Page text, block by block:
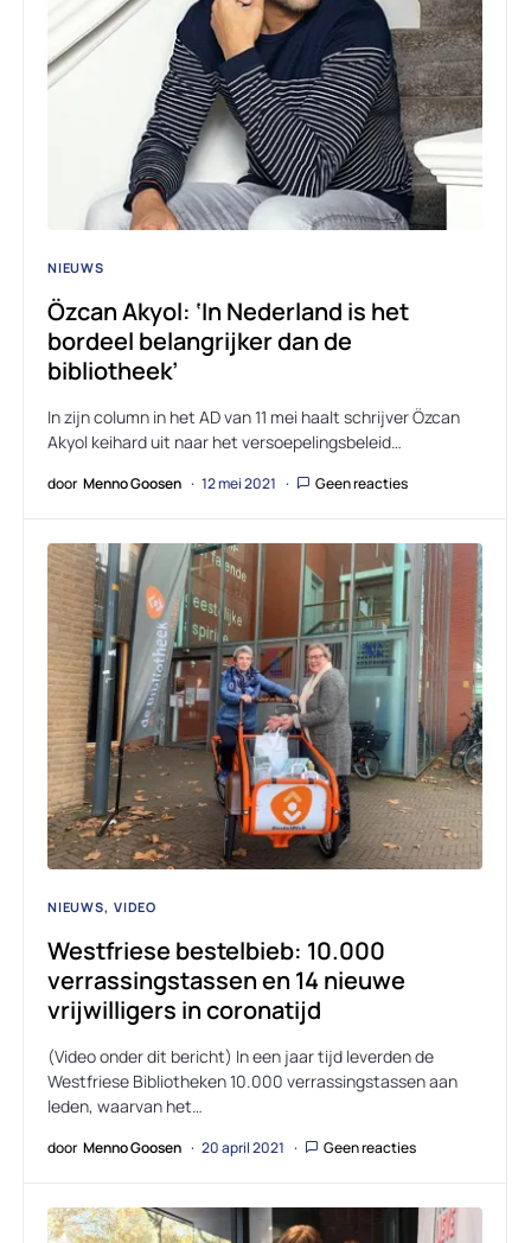
NIEUWS
Özcan Akyol: ‘In Nederland is het
bordeel belangrijker dan de
bibliotheek’
In zijn column in het AD van 11 mei haalt schrijver Özcan
Akyol keihard uit naar het versoepelingsbeleid…
door Menno Goosen 12 mei 2021 Geen reacties
NIEUWS VIDEO
Westfriese bestelbieb: 10.000
verrassingstassen en 14 nieuwe
vrijwilligers in coronatijd
(Video onder dit bericht) In een jaar tijd leverden de
Westfriese Bibliotheken 10.000 verrassingstassen aan
leden, waarvan het…
door Menno Goosen 20 april 2021 Geen reacties